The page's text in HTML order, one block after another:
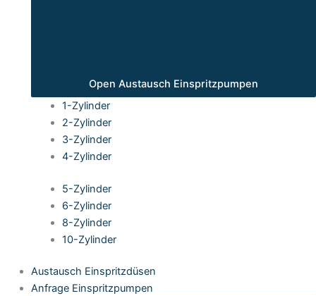
Open Austausch Einspritzpumpen
1-Zylinder
2-Zylinder
3-Zylinder
4-Zylinder
5-Zylinder
6-Zylinder
8-Zylinder
10-Zylinder
Austausch Einspritzdüsen
Anfrage Einspritzpumpen